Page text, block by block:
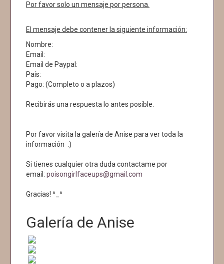
Por favor solo un mensaje por persona.
El mensaje debe contener la siguiente información:
Nombre:
Email:
Email de Paypal:
País:
Pago: (Completo o a plazos)
Recibirás una respuesta lo antes posible.
Por favor visita la galería de Anise para ver toda la
información :)
Si tienes cualquier otra duda contactame por
email: poisongirlfaceups@gmail.com
Gracias! ^_^
Galería de Anise